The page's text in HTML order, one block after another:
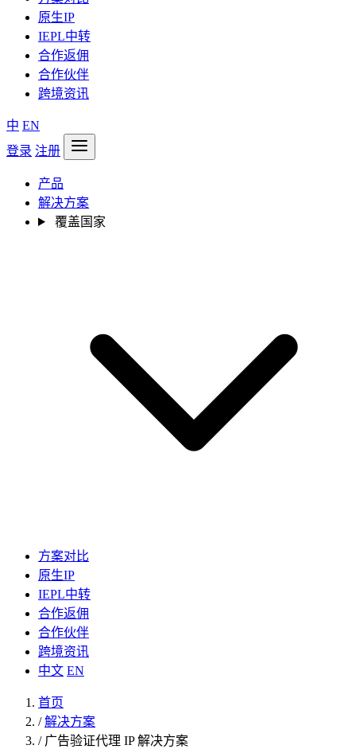
原生IP
IEPL中转
合作返佣
合作伙伴
跨境资讯
中 EN
登录 注册
产品
解决方案
覆盖国家
方案对比
原生IP
IEPL中转
合作返佣
合作伙伴
跨境资讯
中文 EN
首页
/ 解决方案
/ 广告验证代理 IP 解决方案